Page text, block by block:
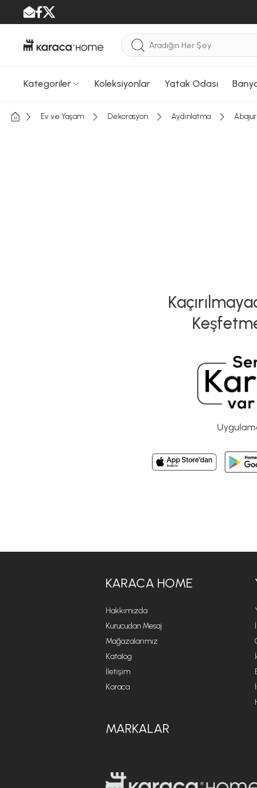
Kategoriler Koleksiyonlar Yatak Odası
Ev ve Yaşam Dekorasyon Aydınlatma
KARACA HOME
Hakkımızda
Kurucudan Mesaj
Mağazalarımız
Katalog
İletişim
Karaca
MARKALAR